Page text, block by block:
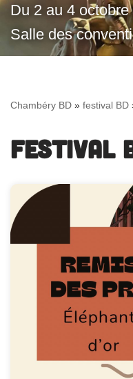
Du 2 au 4
Salle des
Chambéry BD » festival BD
festival